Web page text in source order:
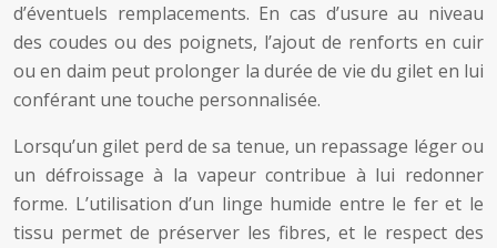
d’éventuels remplacements. En cas d’usure au niveau
des coudes ou des poignets, l’ajout de renforts en cuir
ou en daim peut prolonger la durée de vie du gilet en lui
conférant une touche personnalisée.
Lorsqu’un gilet perd de sa tenue, un repassage léger ou
un défroissage à la vapeur contribue à lui redonner
forme. L’utilisation d’un linge humide entre le fer et le
tissu permet de préserver les fibres, et le respect des